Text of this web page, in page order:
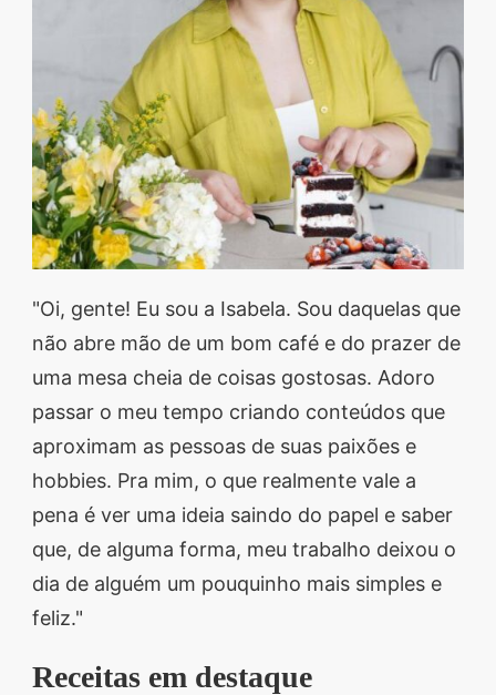
"Oi, gente! Eu sou a Isabela. Sou daquelas que
não abre mão de um bom café e do prazer de
uma mesa cheia de coisas gostosas. Adoro
passar o meu tempo criando conteúdos que
aproximam as pessoas de suas paixões e
hobbies. Pra mim, o que realmente vale a
pena é ver uma ideia saindo do papel e saber
que, de alguma forma, meu trabalho deixou o
dia de alguém um pouquinho mais simples e
feliz."
Receitas em destaque